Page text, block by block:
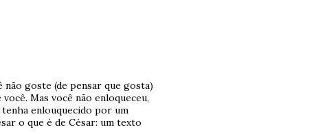
goste (de pensar que gosta)
Mas você não enloqueceu,
tenha enlouquecido por um
o que é de César: um texto